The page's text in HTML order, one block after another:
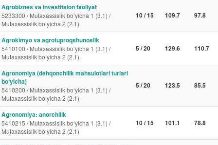
Agrobiznes va investitsion faoliyat
5233300 / Mutaxassislik bo‘yicha 1 (3.1) /
Mutaxassislik bo‘yicha 2 (2.1)
10 / 15 109.7 97.8
Agrokimyo va agrotuproqshunoslik
5410100 / Mutaxassislik bo‘yicha 1 (3.1) /
Mutaxassislik bo‘yicha 2 (2.1)
5 / 20 129.6 110.7
Agronomiya (dehqonchilik mahsulotlari turlari
bo‘yicha)
5410200 / Mutaxassislik bo‘yicha 1 (3.1) /
Mutaxassislik bo‘yicha 2 (2.1)
5 / 20 123.5 85.5
Agronomiya: anorchilik
5410215 / Mutaxassislik bo‘yicha 1 (3.1) /
Mutaxassislik bo‘yicha 2 (2.1)
10 / 15 101.1 78.8